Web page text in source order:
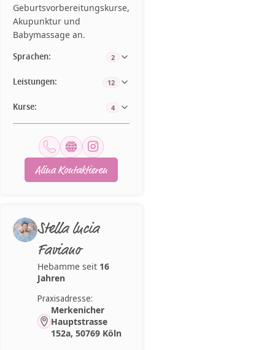
Geburtsvorbereitungskurse,
Akupunktur und
Babymassage an.
Sprachen: 2
Leistungen: 12
Kurse: 4
Alina Kontaktieren
Stella lucia
Faviano
Hebamme seit 16
Jahren
Praxisadresse:
Merkenicher
Hauptstrasse
152a, 50769 Köln